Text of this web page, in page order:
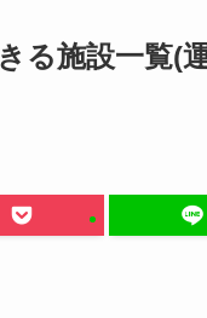
る施設一覧(